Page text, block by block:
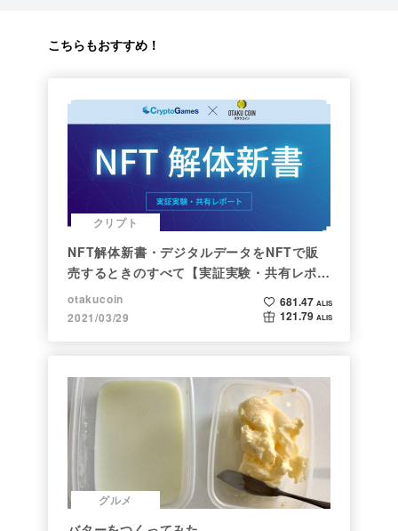
こちらもおすすめ！
クリプト
NFT解体新書・デジタルデータをNFTで販
売するときのすべて【実証実験・共有レポー
ト】
otakucoin
2021/03/29
681.47 ALIS
121.79 ALIS
グルメ